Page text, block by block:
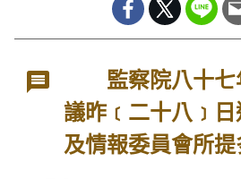
監察院八十七
議昨﹝二十八﹞
及情報委員會所提